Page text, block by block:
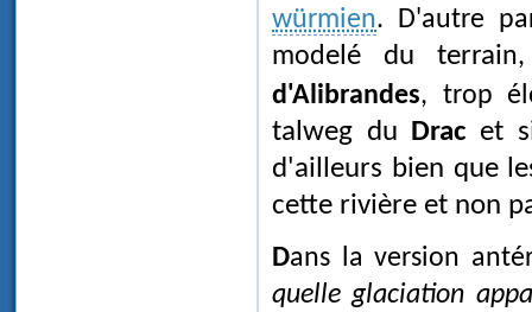
würmien. D'autre
modelé du terrai
d'Alibrandes, trop
talweg du Drac et
d'ailleurs bien que
cette rivière et non
Dans la version
quelle glaciation